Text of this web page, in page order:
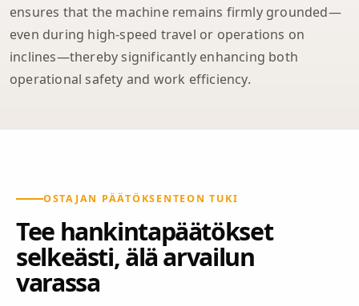
ensures that the machine remains firmly grounded—
even during high-speed travel or operations on
inclines—thereby significantly enhancing both
operational safety and work efficiency.
OSTAJAN PÄÄTÖKSENTEON TUKI
Tee hankintapäätökset
selkeästi, älä arvailun
varassa